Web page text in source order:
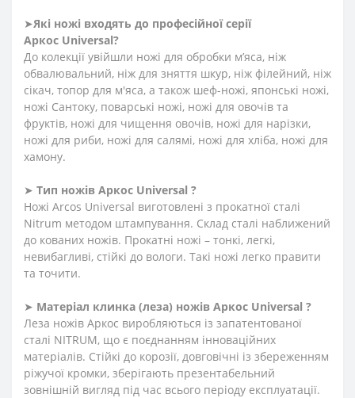
➤Які ножі входять до професійної серії
Аркос Universal?
До колекції увійшли ножі для обробки м’яса, ніж
обвалювальний, ніж для зняття шкур, ніж філейний, ніж
сікач, топор для м'яса, а також шеф-ножі, японські ножі,
ножі Сантоку, поварські ножі, ножі для овочів та
фруктів, ножі для чищення овочів, ножі для нарізки,
ножі для риби, ножі для салямі, ножі для хліба, ножі для
хамону.
➤ Тип ножів Аркос Universal ?
Ножі Arcos Universal виготовлені з прокатної сталі
Nitrum методом штампування. Склад сталі наближений
до кованих ножів. Прокатні ножі – тонкі, легкі,
невибагливі, стійкі до вологи. Такі ножі легко правити
та точити.
➤ Матеріал клинка (леза) ножів Аркос Universal ?
Леза ножів Аркос виробляються із запатентованої
сталі NITRUM, що є поєднанням інноваційних
матеріалів. Стійкі до корозії, довговічні із збереженням
ріжучої кромки, зберігають презентабельний
зовнішній вигляд під час всього періоду експлуатації.